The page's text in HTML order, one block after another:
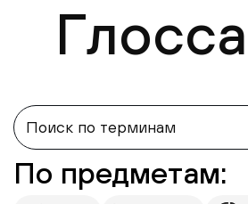
По предметам: